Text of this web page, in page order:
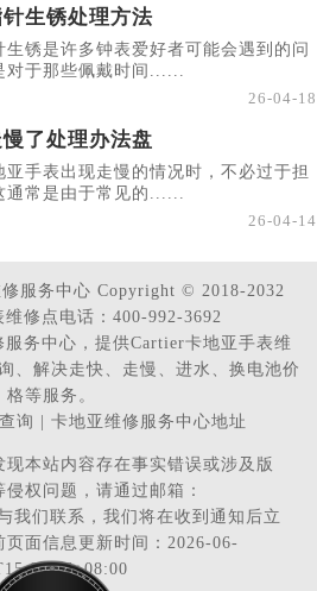
生锈处理方法
生锈是许多钟表爱好者可能会遇到的问
对于那些佩戴时间......
26-04-18
了处理办法盘
亚手表出现走慢的情况时，不必过于担
通常是由于常见的......
26-04-14
服务中心 Copyright © 2018-2032
修点电话：400-992-3692
务中心，提供Cartier卡地亚手表维
、解决走快、走慢、进水、换电池价
格等服务。
询 | 卡地亚维修服务中心地址
本站内容存在事实错误或涉及版
权问题，请通过邮箱：
我们联系，我们将在收到通知后立
页面信息更新时间：2026-06-